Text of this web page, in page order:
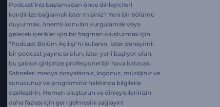
Podcast'iniz başlamadan önce dinleyicileri
kendinize bağlamak ister misiniz? Yeni bir bölümü
duyurmak, önemli konuları vurgulamak veya
gelecek içerikler için bir fragman oluşturmak için
"Podcast Bölüm Açılışı"nı kullanın. İster deneyimli
bir podcast yayıncısı olun, ister yeni başlıyor olun,
bu şablon girişinize profesyonel bir hava katacak.
Sahneleri medya dosyalarınız, logonuz, müziğiniz ve
sunucunuz ve programınız hakkında bilgilerle
özelleştirin. Hemen oluşturun ve dinleyicilerinizin
daha fazlası için geri gelmesini sağlayın!